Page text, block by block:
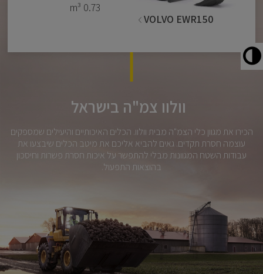
VOLVO EWR150
0.73 m³
וולוו צמ"ה בישראל
הכירו את מגוון כלי הצמ"ה מבית וולוו. הכלים האיכותיים והיעילים שמספקים
עוצמה חסרת תקדים. גאים להביא אליכם את מיטב הכלים שיבצעו את
עבודות השטח המגוונות מבלי להתפשר על איכות חסרת פשרות וחיסכון
בהוצאות התפעול.